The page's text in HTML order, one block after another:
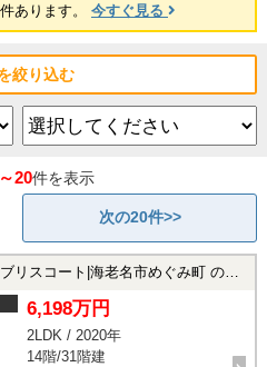
件あります。 今すぐ見る
絞り込む
20件を表示
次の20件>>
ート|海老名市めぐみ町 の中古マンション
6,198万円
2LDK / 2020年
14階/31階建